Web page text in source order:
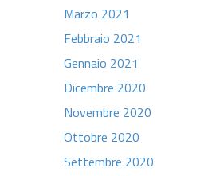
Marzo 2021
Febbraio 2021
Gennaio 2021
Dicembre 2020
Novembre 2020
Ottobre 2020
Settembre 2020